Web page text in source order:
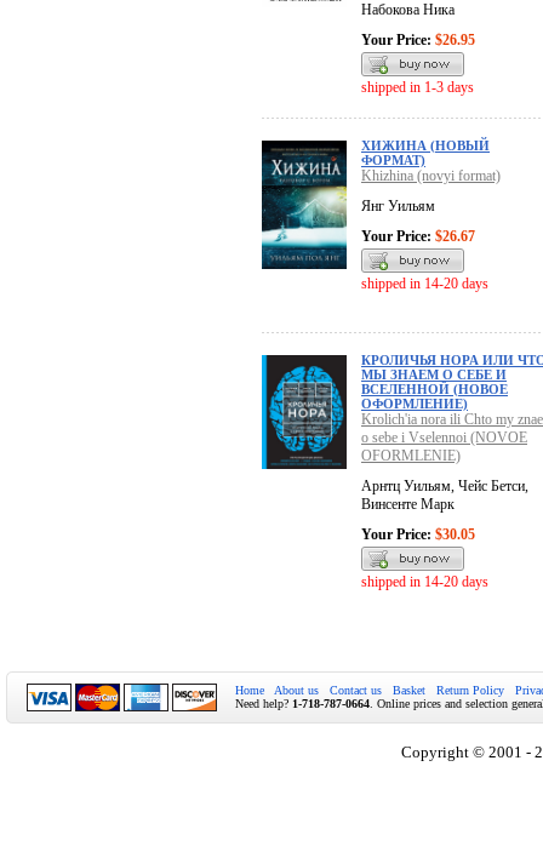
Набокова Ника
Your Price: $26.95
shipped in 1-3 days
ХИЖИНА (НОВЫЙ
ФОРМАТ)
Khizhina (novyi format)
Янг Уильям
Your Price: $26.67
shipped in 14-20 days
КРОЛИЧЬЯ НОРА ИЛИ
МЫ ЗНАЕМ О СЕБЕ И
ВСЕЛЕННОЙ (НОВОЕ
ОФОРМЛЕНИЕ)
Krolich'ia nora ili Chto my
o sebe i Vselennoi (NOVOE
OFORMLENIE)
Арнтц Уильям, Чейс Бетси,
Винсенте Марк
Your Price: $30.05
shipped in 14-20 days
Home About us Contact us Basket Return Policy
Need help? 1-718-787-0664 . Online prices and selection
Copyright © 2001 -